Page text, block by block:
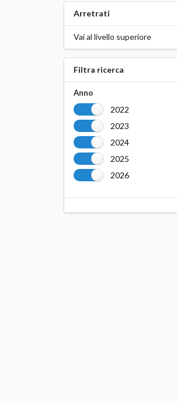
Arretrati
Vai al livello superiore
Filtra ricerca
Anno
2022
2023
2024
2025
2026